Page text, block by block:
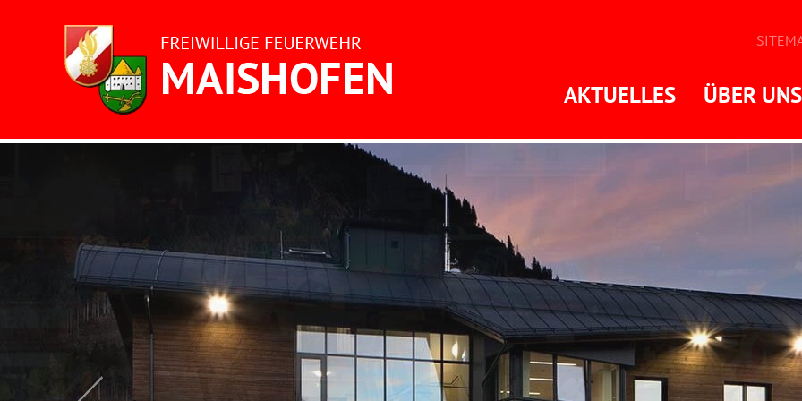
AKTUELLES ÜBER UNS